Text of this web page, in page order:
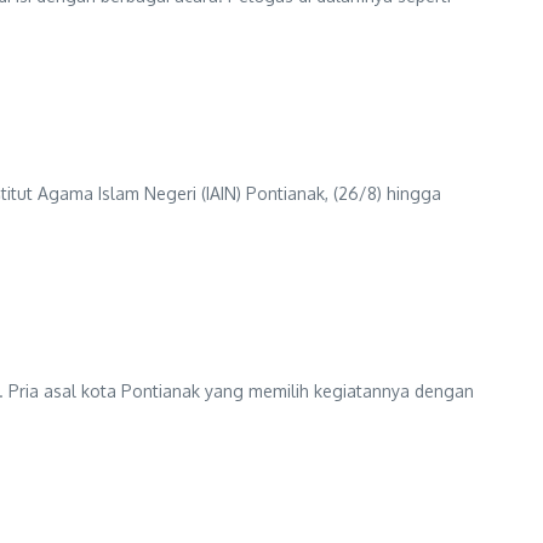
Agama Islam Negeri (IAIN) Pontianak, (26/8) hingga
asal kota Pontianak yang memilih kegiatannya dengan